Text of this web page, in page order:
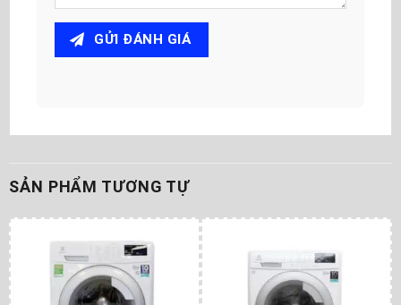
GỬI ĐÁNH GIÁ
SẢN PHẨM TƯƠNG TỰ